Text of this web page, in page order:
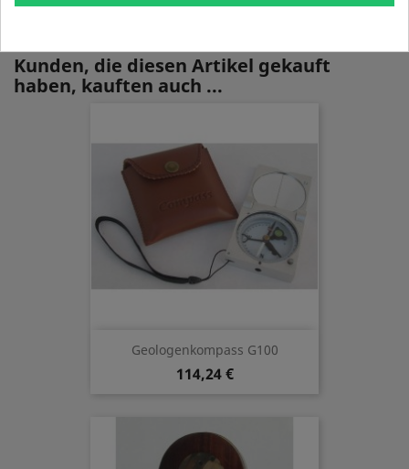
Kunden, die diesen Artikel gekauft
haben, kauften auch ...
Geologenkompass G100
114,24 €